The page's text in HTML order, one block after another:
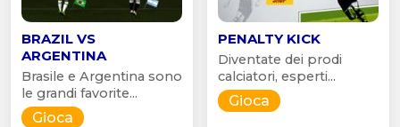
BRAZIL VS
ARGENTINA
Brasile e Argentina sono
le grandi favorite...
Gioca
PENALTY KICK
Diventate dei prodi
calciatori, esperti...
Gioca